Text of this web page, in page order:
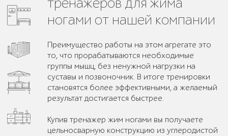
ногами от нашей компании
Преимущество работы на этом агрегате это
то, что прорабатываются необходимые
группы мышц, без ненужной нагрузки на
суставы и позвоночник. В итоге тренировки
становятся более эффективными, а желаемый
результат достигается быстрее.
Купив тренажер жим ногами вы получаете
цельносварную конструкцию из углеродистой